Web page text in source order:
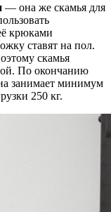
— она же скамья для
крюками
ставят на пол.
скамья
По окончанию
занимает минимум
250 кг.